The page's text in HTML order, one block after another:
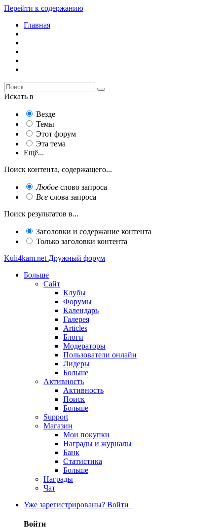
Перейти к содержанию
Главная
Искать в
Везде
Темы
Этот форум
Эта тема
Ещё...
Поиск контента, содержащего...
Любое слово запроса
Все слова запроса
Поиск результатов в...
Заголовки и содержание контента
Только заголовки контента
Kuli4kam.net Дружный форум
Больше
Сайт
Клубы
Форумы
Календарь
Галерея
Articles
Блоги
Модераторы
Пользователи онлайн
Лидеры
Больше
Активность
Активность
Поиск
Больше
Support
Магазин
Мои покупки
Награды и журналы
Банк
Статистика
Больше
Награды
Чат
Уже зарегистрированы? Войти
Войти